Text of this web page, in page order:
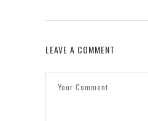
LEAVE A COMMENT